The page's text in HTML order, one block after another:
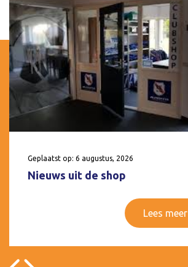
Geplaatst op: 6 augustus, 2026
Nieuws uit de shop
Lees meer